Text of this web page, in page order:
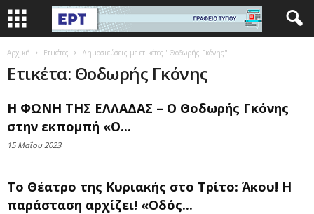
Αρχική Ετικέτες Δημοσιεύσεις με ετικέτες "Θοδωρής Γκόνης"
Ετικέτα: Θοδωρής Γκόνης
Η ΦΩΝΗ ΤΗΣ ΕΛΛΑΔΑΣ – Ο Θοδωρής Γκόνης
στην εκπομπή «Ο...
15 Μαΐου 2023
Το Θέατρο της Κυριακής στο Τρίτο: Άκου! Η
παράσταση αρχίζει! «Οδός...